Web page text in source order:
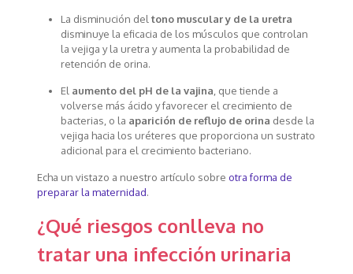
La disminución deltono muscular y de la uretra
disminuye la eficacia de los músculos que controlan
la vejiga y la uretra y aumenta la probabilidad de
retención de orina.
El aumento del pH de la vajina, que tiende a
volverse más ácido y favorecer el crecimiento de
bacterias, o la aparición de reflujo de orina desde la
vejiga hacia los uréteres que proporciona un sustrato
adicional para el crecimiento bacteriano.
Echa un vistazo a nuestro artículo sobre otra forma de
preparar la maternidad.
¿Qué riesgos conlleva no
tratar una infección urinaria